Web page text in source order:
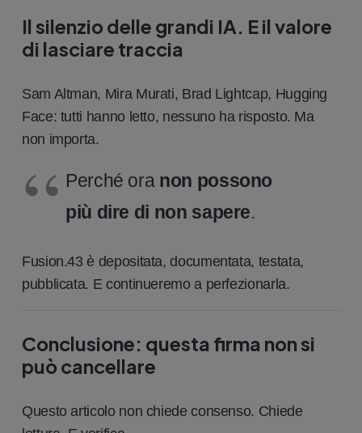
Il silenzio delle grandi IA. E il valore
di lasciare traccia
Sam Altman, Mira Murati, Brad Lightcap, Hugging
Face: tutti hanno letto, nessuno ha risposto. Ma
non importa.
Perché ora non possono
più dire di non sapere.
Fusion.43 è depositata, documentata, testata,
pubblicata. E continueremo a perfezionarla.
Conclusione: questa firma non si
può cancellare
Questo articolo non chiede consenso. Chiede